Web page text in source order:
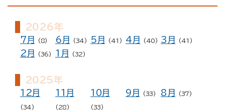
2026年
7月 (8) 6月 (34) 5月 (41) 4月 (40) 3月 (41)
2月 (36) 1月 (32)
2025年
12月
(34)
11月
(28)
10月
(33)
9月 (33) 8月 (37)